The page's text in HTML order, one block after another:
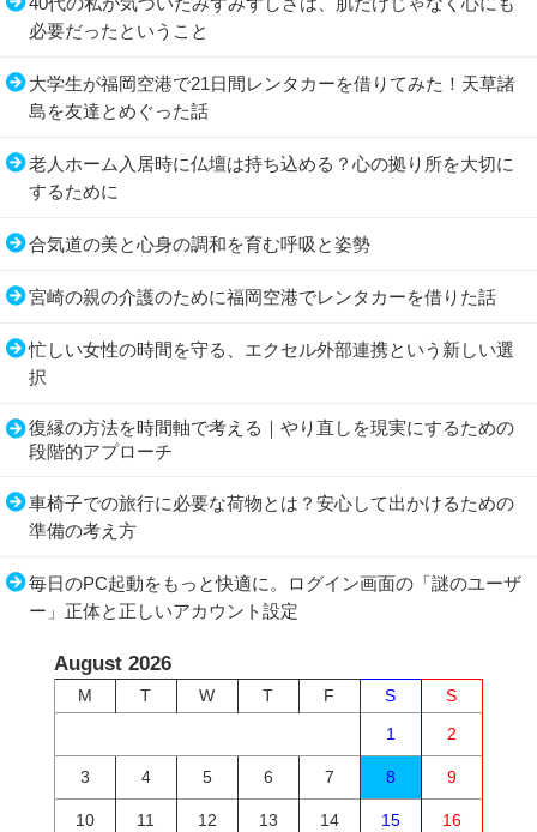
必要だったということ
大学生が福岡空港で21日間レンタカーを借りてみた！天草諸
島を友達とめぐった話
老人ホーム入居時に仏壇は持ち込める？心の拠り所を大切に
するために
合気道の美と心身の調和を育む呼吸と姿勢
宮崎の親の介護のために福岡空港でレンタカーを借りた話
忙しい女性の時間を守る、エクセル外部連携という新しい選
択
復縁の方法を時間軸で考える｜やり直しを現実にするための
段階的アプローチ
車椅子での旅行に必要な荷物とは？安心して出かけるための
準備の考え方
毎日のPC起動をもっと快適に。ログイン画面の「謎のユーザ
ー」正体と正しいアカウント設定
August 2026
M T W T F S
S
1
2
3 4 5 6 7 8 9
10 11 12 13 14 15 16